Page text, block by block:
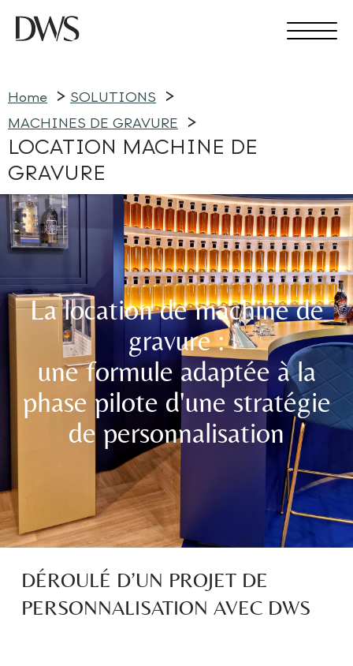
Home
SOLUTIONS
MACHINES DE GRAVURE
LOCATION MACHINE DE
GRAVURE
La location de machine de
gravure :
une formule adaptée à la
phase pilote d'une stratégie
de personnalisation
DÉROULÉ D’UN PROJET DE
PERSONNALISATION AVEC DWS